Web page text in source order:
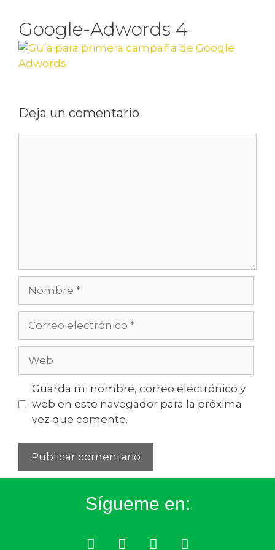
Google-Adwords 4
Deja un comentario
Guarda mi nombre, correo electrónico y
web en este navegador para la próxima
vez que comente.
Sígueme en: